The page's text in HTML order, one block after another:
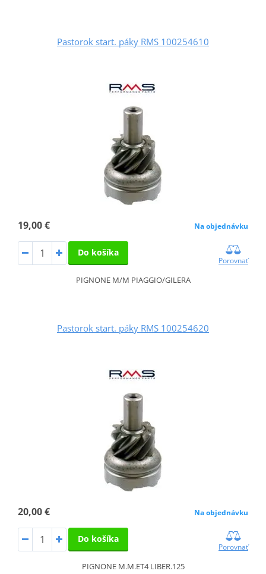
Pastorok start. páky RMS 100254610
19,00 € Na objednávku
Do košíka
Porovnať
PIGNONE M/M PIAGGIO/GILERA
Pastorok start. páky RMS 100254620
20,00 € Na objednávku
Do košíka
Porovnať
PIGNONE M.M.ET4 LIBER.125